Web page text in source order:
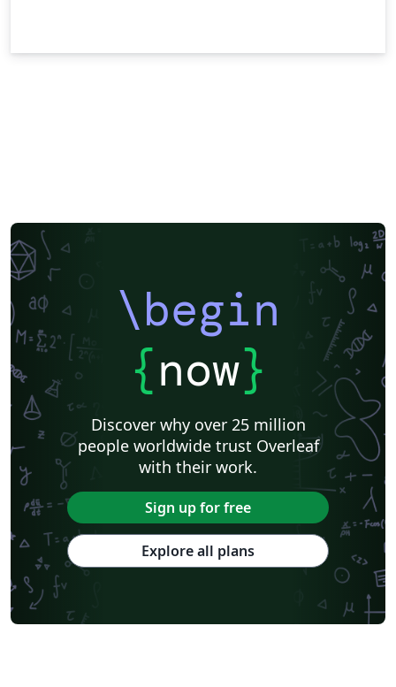
\begin
{now}
Discover why over 25 million
people worldwide trust Overleaf
with their work.
Sign up for free
Explore all plans